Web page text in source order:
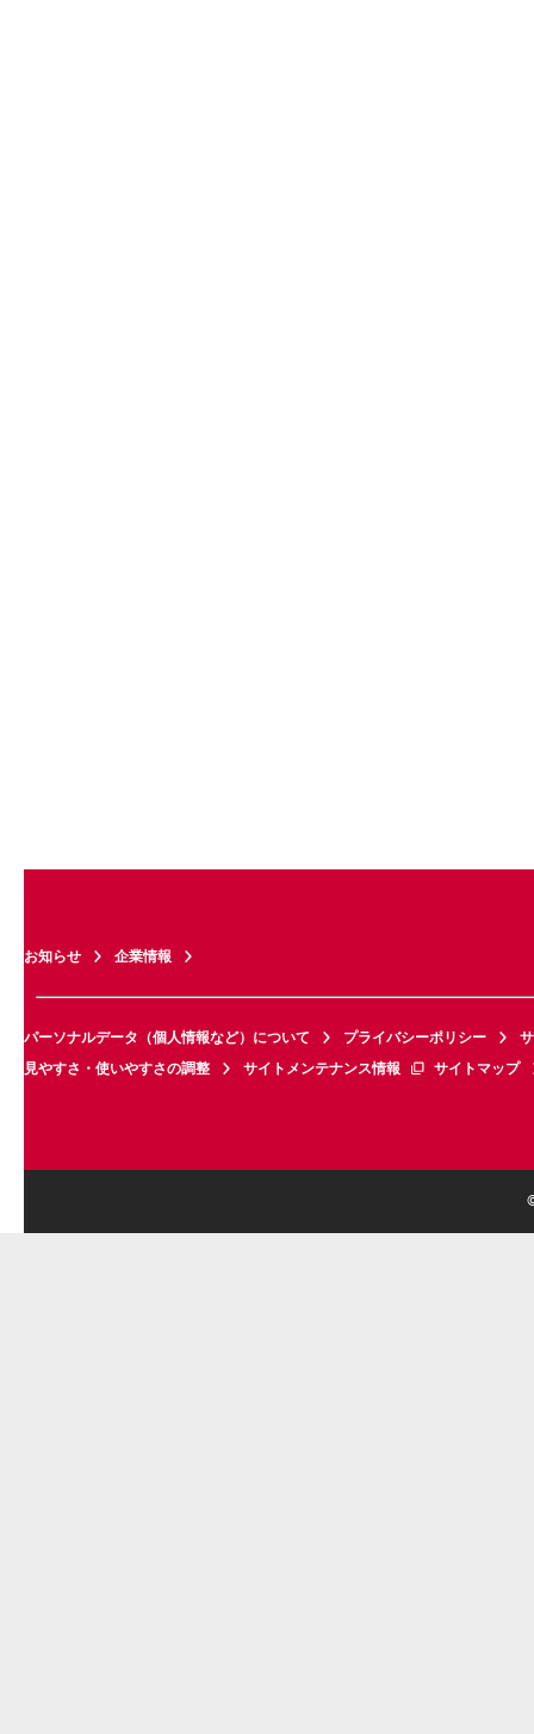
お知らせ 企業情報
パーソナルデータ（個人情報など）について プライバシーポリシー
見やすさ・使いやすさの調整
サイトメンテナンス情報 サイトマップ